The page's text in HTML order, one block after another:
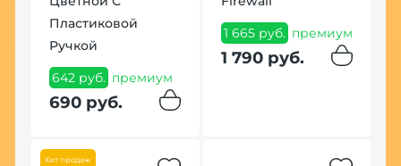
Пластиковой
Ручкой
642 руб. премиум
690 руб.
1 665 руб. премиум
1 790 руб.
Хит продаж